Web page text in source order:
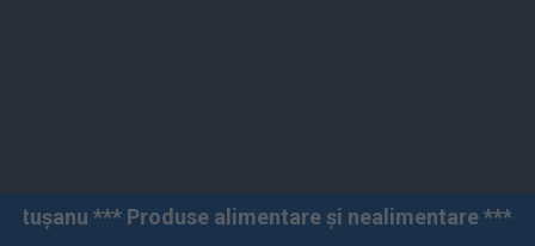
alimentare și nealimentare *** Vânzări angro